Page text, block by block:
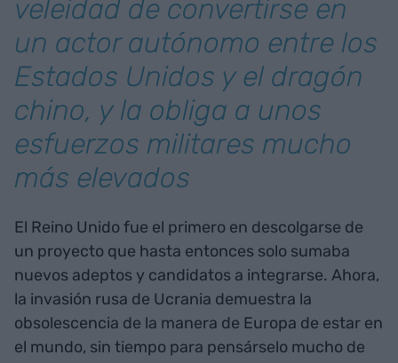
veleidad de convertirse en
un actor autónomo entre los
Estados Unidos y el dragón
chino, y la obliga a unos
esfuerzos militares mucho
más elevados
El Reino Unido fue el primero en descolgarse de
un proyecto que hasta entonces solo sumaba
nuevos adeptos y candidatos a integrarse. Ahora,
la invasión rusa de Ucrania demuestra la
obsolescencia de la manera de Europa de estar en
el mundo, sin tiempo para pensárselo mucho de